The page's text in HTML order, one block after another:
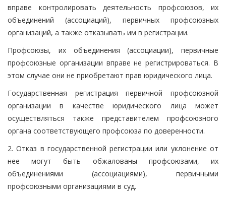
вправе контролировать деятельность профсоюзов, их
объединений (ассоциаций), первичных профсоюзных
организаций, а также отказывать им в регистрации.
Профсоюзы, их объединения (ассоциации), первичные
профсоюзные организации вправе не регистрироваться. В
этом случае они не приобретают прав юридического лица.
Государственная регистрация первичной профсоюзной
организации в качестве юридического лица может
осуществляться также представителем профсоюзного
органа соответствующего профсоюза по доверенности.
2. Отказ в государственной регистрации или уклонение от
нее могут быть обжалованы профсоюзами, их
объединениями (ассоциациями), первичными
профсоюзными организациями в суд.